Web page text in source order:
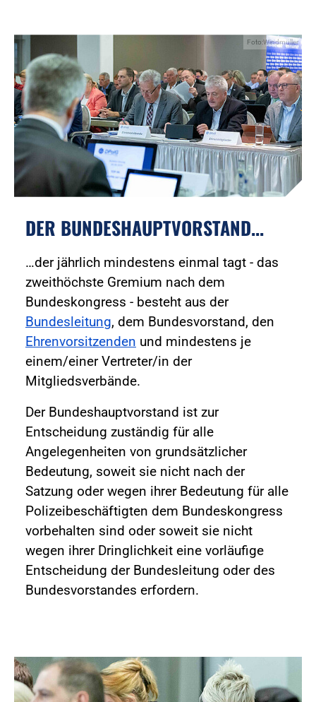
DER BUNDESHAUPTVORSTAND...
…der jährlich mindestens einmal tagt - das
zweithöchste Gremium nach dem
Bundeskongress - besteht aus der
Bundesleitung, dem Bundesvorstand, den
Ehrenvorsitzenden und mindestens je
einem/einer Vertreter/in der
Mitgliedsverbände.
Der Bundeshauptvorstand ist zur
Entscheidung zuständig für alle
Angelegenheiten von grundsätzlicher
Bedeutung, soweit sie nicht nach der
Satzung oder wegen ihrer Bedeutung für alle
Polizeibeschäftigten dem Bundeskongress
vorbehalten sind oder soweit sie nicht
wegen ihrer Dringlichkeit eine vorläufige
Entscheidung der Bundesleitung oder des
Bundesvorstandes erfordern.
Foto:Windmüller